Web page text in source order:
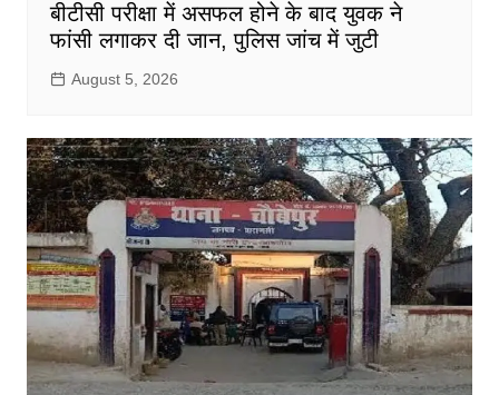
बीटीसी परीक्षा में असफल होने के बाद युवक ने
फांसी लगाकर दी जान, पुलिस जांच में जुटी
August 5, 2026